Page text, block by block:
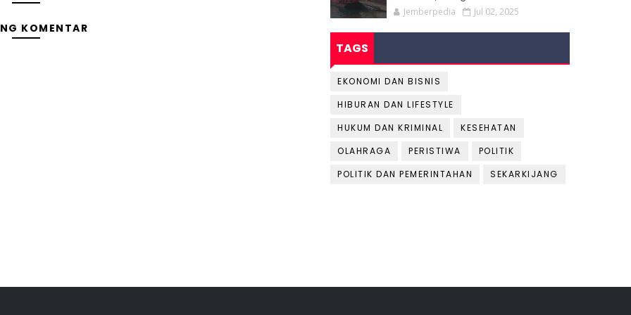
KOMENTAR
Jemberpedia Jul 02, 2025
TAGS
EKONOMI DAN BISNIS
HIBURAN DAN LIFESTYLE
HUKUM DAN KRIMINAL
KESEHATAN
OLAHRAGA
PERISTIWA
POLITIK
POLITIK DAN PEMERINTAHAN
SEKARKIJANG